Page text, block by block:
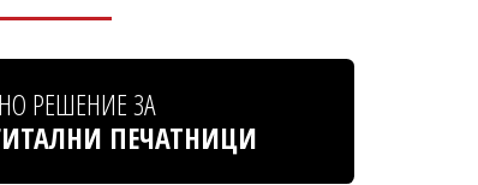
РЕШЕНИЕ ЗА
ПЕЧАТНИЦИ